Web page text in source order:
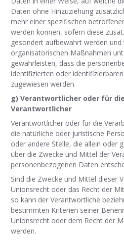
Daten ohne Hinzuziehung
mehr einer spezifischen
werden können, sofern diese
gesondert aufbewahrt werden und
organisatorischen Maßnahmen
gewährleisten, dass die
identifizierten oder
zugewiesen werden.
g) Verantwortlicher oder für
Verantwortlicher
Verantwortlicher oder für die
die natürliche oder juristische
oder andere Stelle, die allein oder
über die Zwecke und Mittel der
personenbezogenen Daten
Sind die Zwecke und Mittel dieser
Unionsrecht oder das Recht der
so kann der Verantwortliche
bestimmten Kriterien seiner
Unionsrecht oder dem Recht der
werden.